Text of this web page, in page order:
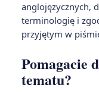
anglojęzycznych,
terminologię i
przyjętym w
Pomagacie
tematu?